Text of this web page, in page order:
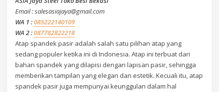
Email : salesasiajaya@gmail.com
WA 1 :085222140109
WA 2 :087782822218
Atap spandek pasir adalah salah satu pilihan atap yang
sedang populer ketika ini di Indonesia. Atap ini terbuat dari
bahan spandek yang dilapisi dengan lapisan pasir, sehingga
memberikan tampilan yang elegan dan estetik. Kecuali itu, atap
spandek pasir juga mempunyai keunggulan dalam hal